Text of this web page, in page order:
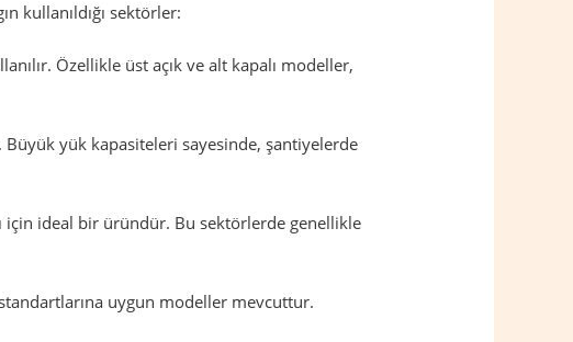
kullanıldığı sektörler:
Özellikle üst açık ve alt kapalı modeller,
yük kapasiteleri sayesinde, şantiyelerde
için ideal bir üründür. Bu sektörlerde genellikle
uygun modeller mevcuttur.